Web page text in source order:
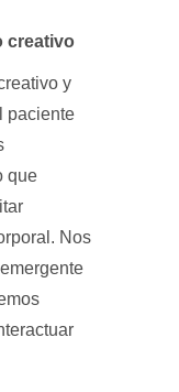
creativo
y
paciente
que
Nos